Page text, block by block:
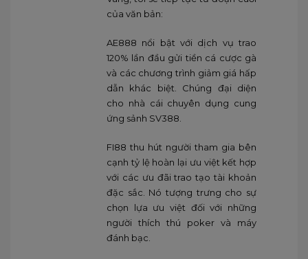
của văn bản:
AE888 nổi bật với dịch vụ trao
120% lần đầu gửi tiền cá cược gà
và các chương trình giảm giá hấp
dẫn khác biệt. Chúng đại diện
cho nhà cái chuyên dụng cung
ứng sảnh SV388.
FI88 thu hút người tham gia bên
cạnh tỷ lệ hoàn lại ưu việt kết hợp
với các ưu đãi trao tạo tài khoản
đặc sắc. Nó tượng trưng cho sự
chọn lựa ưu việt đối với những
người thích thú poker và máy
đánh bạc.